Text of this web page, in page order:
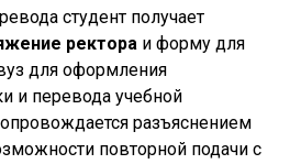
студент получает
ректора и форму для
для оформления
и перевода учебной
разъяснением
повторной подачи с